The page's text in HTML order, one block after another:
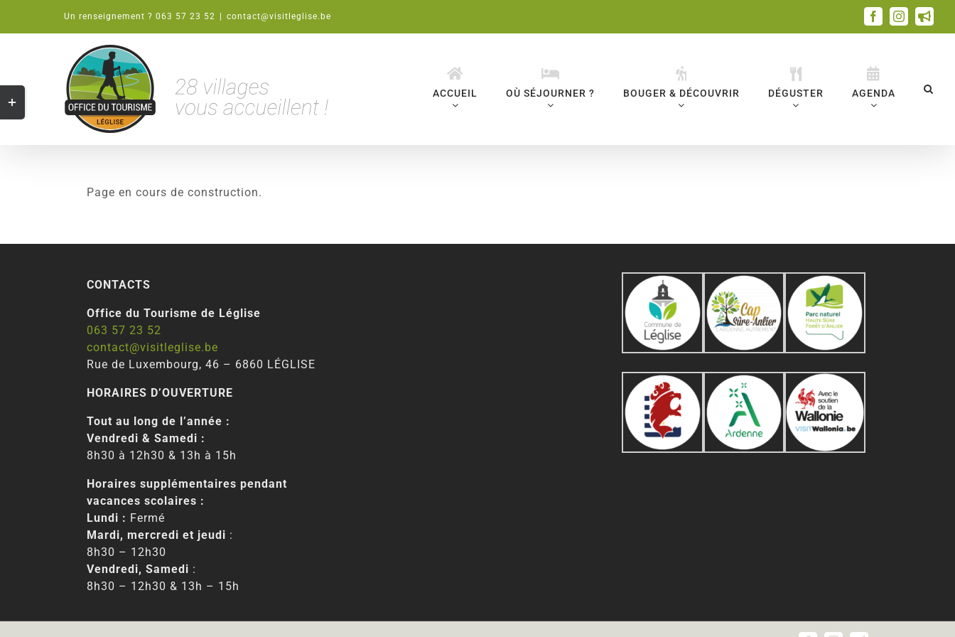
Un renseignement ? 063 57 23 52 contact@visitleglise.be Facebook
Instagram
Email
ACCUEIL OÙ SÉJOURNER ? BOUGER & DÉCOUVRIR DÉGUSTER AGENDA
Page en cours de construction.
CONTACTS
Office du Tourisme de Léglise
063 57 23 52
contact@visitleglise.be
Rue de Luxembourg, 46 – 6860 LÉGLISE
HORAIRES D’OUVERTURE
Tout au long de l’année :
Vendredi & Samedi :
8h30 à 12h30 & 13h à 15h
Horaires supplémentaires pendant
vacances scolaires :
Lundi : Fermé
Mardi, mercredi et jeudi :
8h30 – 12h30
Vendredi, Samedi :
8h30 – 12h30 & 13h – 15h
Bascule
de